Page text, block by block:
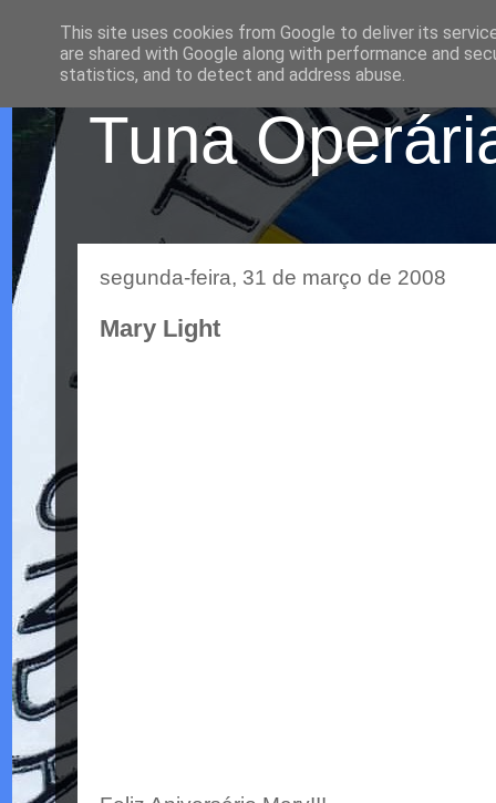
Tuna
segunda-feira, 31 de março de 2008
Mary Light
This site uses cookies from Google to deliver its
are shared with Google along with performance and
statistics, and to detect and address abuse.